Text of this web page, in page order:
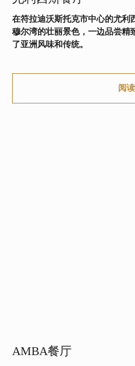
在符拉迪沃斯托克市中心的尤利
穆尔湾的壮丽景色，一边品尝精
了亚洲风味和传统。
阅
AMBA餐厅